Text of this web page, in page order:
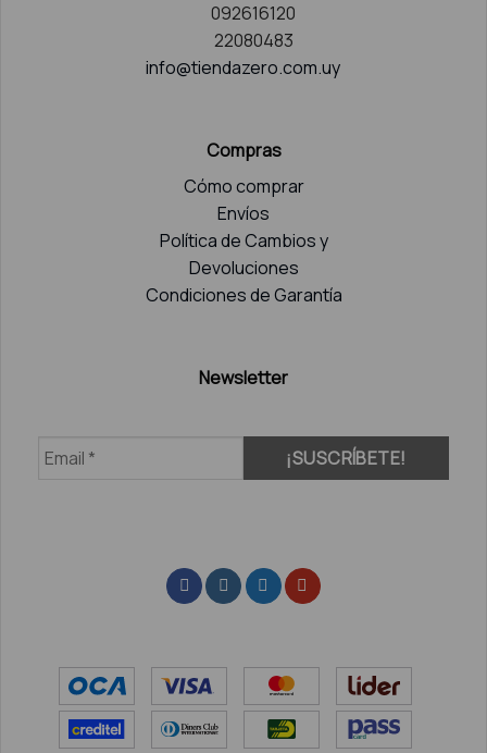
092616120
22080483
info@tiendazero.com.uy
Compras
Cómo comprar
Envíos
Política de Cambios y
Devoluciones
Condiciones de Garantía
Newsletter